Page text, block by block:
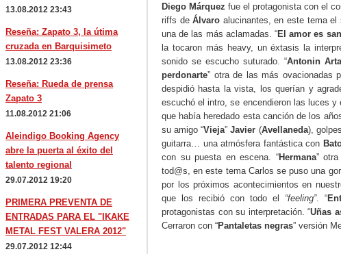
Diego Márquez fue el protagonista con el
riffs deÁlvaro alucinantes, en este tema
una de las más aclamadas. “El amor es
la tocaron más heavy, un éxtasis la
sonido se escucho suturado. “Antonin
perdonarte” otra de las más ovacionadas
despidió hasta la vista, los querían y
escuchó el intro, se encendieron las luces y
que había heredado esta canción de los
su amigo “Vieja”Javier (Avellaneda),
guitarra… una atmósfera fantástica con
con su puesta en escena. “Hermana”
tod@s, en este tema Carlos se puso una
por los próximos acontecimientos en
que los recibió con todo el “feeling”. “
protagonistas con su interpretación. “Uñas
Cerraron con “Pantaletas negras” versión
13.08.2012 23:43
Reseña: Zapato 3, la útima
cruzada en Barquisimeto
13.08.2012 23:36
Reseña: Rueda de prensa
Zapato 3
11.08.2012 21:06
Aleindigo Booking Agency
abre la puerta al éxito del
talento regional
29.07.2012 19:20
PRIMERA PREVENTA DE
ENTRADAS PARA EL "IKAKE
METAL FEST VALERA 2012"
29.07.2012 12:44